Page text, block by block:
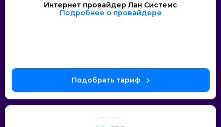
Интернет провайдер Лан Системс
Подробнее о провайдере